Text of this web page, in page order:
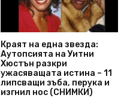
Краят на една звезда:
Аутопсията на Уитни
Хюстън разкри
ужасяващата истина – 11
липсващи зъба, перука и
изгнил нос (СНИМКИ)